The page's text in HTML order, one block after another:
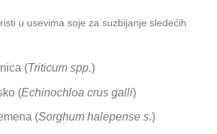
u usevima soje za suzbijanje sledećih
(Triticum spp.)
(Echinochloa crus galli)
(Sorghum halepense s.)